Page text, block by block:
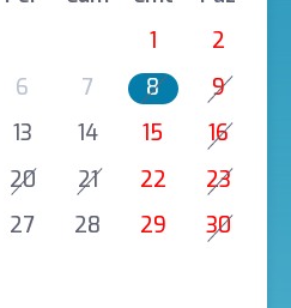
1
2
6 7 8
9
13 14 15
16
20 21 22
23
27 28 29
30